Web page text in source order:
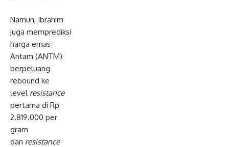
Namun, Ibrahim
juga memprediksi
harga emas
Antam (ANTM)
berpeluang
rebound ke
level resistance
pertama di Rp
2.819.000 per
gram
dan resistance